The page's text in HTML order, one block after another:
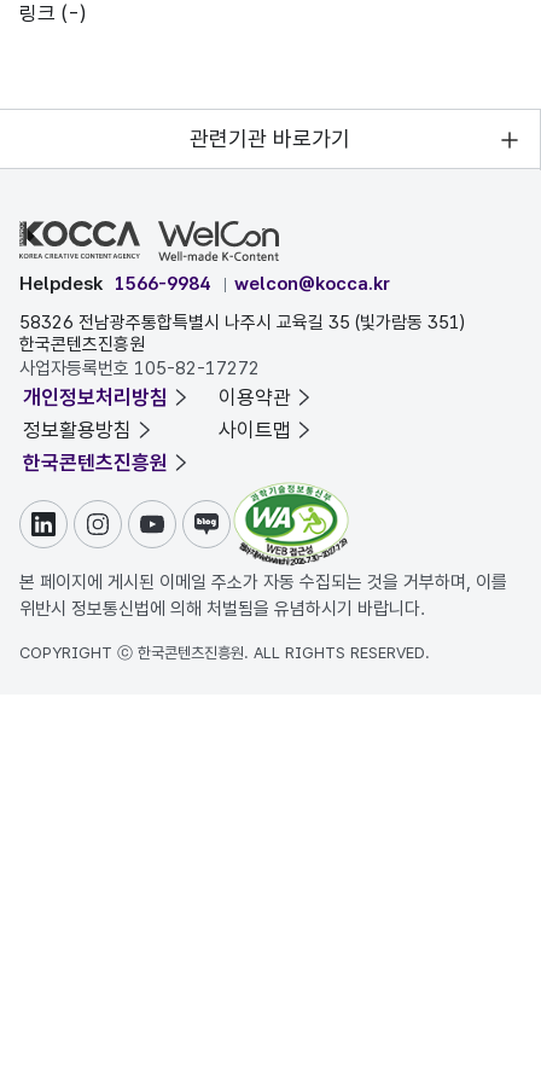
링크 (-)
관련기관 바로가기
Helpdesk 1566-9984
welcon@kocca.kr
58326 전남광주통합특별시 나주시 교육길 35 (빛가람동 351)
한국콘텐츠진흥원
사업자등록번호 105-82-17272
개인정보처리방침
이용약관
정보활용방침
사이트맵
한국콘텐츠진흥원
링크드인인스타그램
유튜브블로그
본 페이지에 게시된 이메일 주소가 자동 수집되는 것을 거부하며, 이를
위반시 정보통신법에 의해 처벌됨을 유념하시기 바랍니다.
COPYRIGHT ⓒ 한국콘텐츠진흥원. ALL RIGHTS RESERVED.